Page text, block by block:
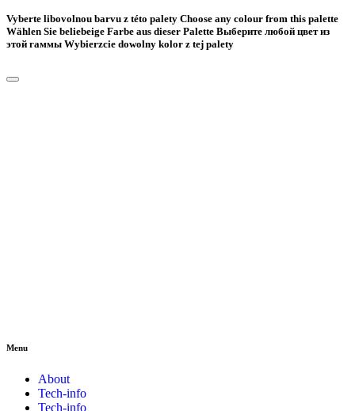
Vyberte libovolnou barvu z této palety Choose any colour from this palette
Wählen Sie beliebeige Farbe aus dieser Palette Bыберите любой цвет из
этой гаммы Wybierzcie dowolny kolor z tej palety
Menu
About
Tech-info
Tech-info